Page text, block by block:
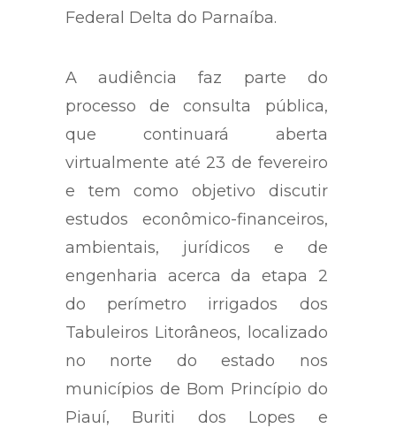
Federal Delta do Parnaíba.
A audiência faz parte do
processo de consulta pública,
que continuará aberta
virtualmente até 23 de fevereiro
e tem como objetivo discutir
estudos econômico-financeiros,
ambientais, jurídicos e de
engenharia acerca da etapa 2
do perímetro irrigados dos
Tabuleiros Litorâneos, localizado
no norte do estado nos
municípios de Bom Princípio do
Piauí, Buriti dos Lopes e